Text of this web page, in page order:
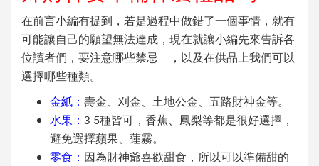
在前言小編有提到，若是過程中做錯了一個事情，就有
可能讓自己的願望無法達成，現在就讓小編先來告訴各
位讀者們，要注意哪些禁忌 ，以及在供品上我們可以
選擇哪些種類。
金紙： 壽金、刈金、土地公金、五路財神金等。
水果： 3-5種皆可，香蕉、鳳梨等都是很好選擇，
避免選擇蘋果、蓮霧。
零食： 因為財神爺喜歡甜食，所以可以準備甜的